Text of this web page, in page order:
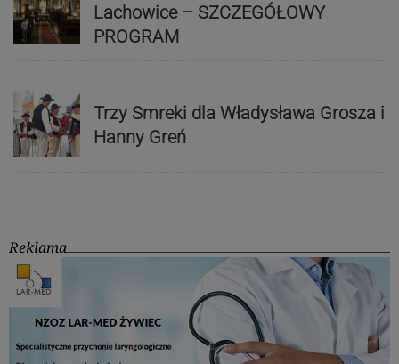
Lachowice – SZCZEGÓŁOWY
PROGRAM
Trzy Smreki dla Władysława Grosza i
Hanny Greń
Reklama